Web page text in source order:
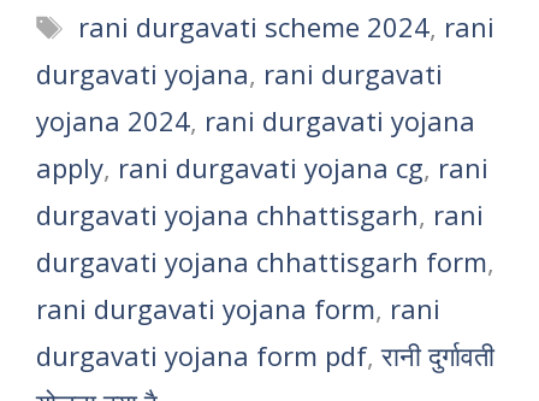
Tags
rani durgavati scheme 2024, rani
durgavati yojana, rani durgavati
yojana 2024, rani durgavati yojana
apply, rani durgavati yojana cg, rani
durgavati yojana chhattisgarh, rani
durgavati yojana chhattisgarh form,
rani durgavati yojana form, rani
durgavati yojana form pdf,रानी दुर्गावती